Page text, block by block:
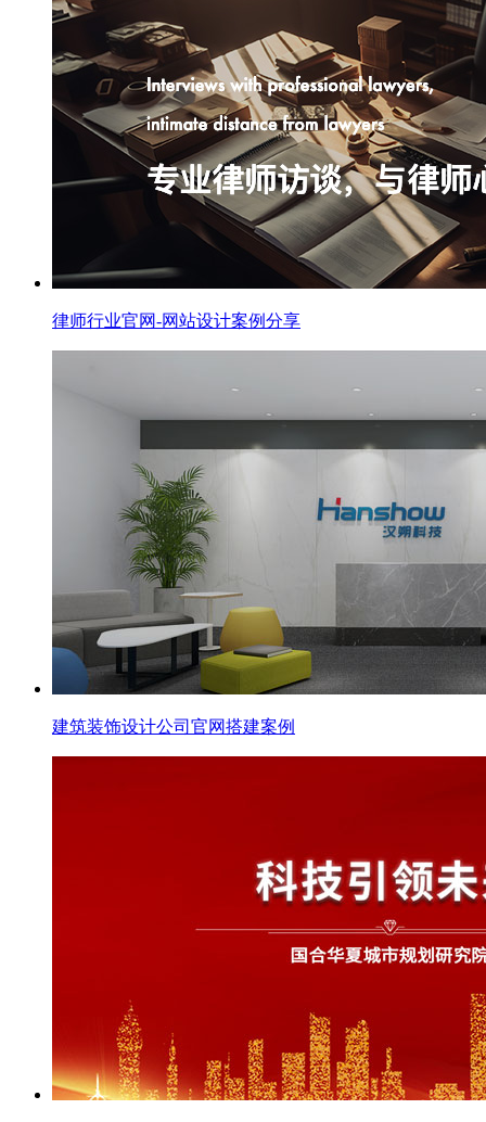
律师行业官网-网站设计案例分享
建筑装饰设计公司官网搭建案例